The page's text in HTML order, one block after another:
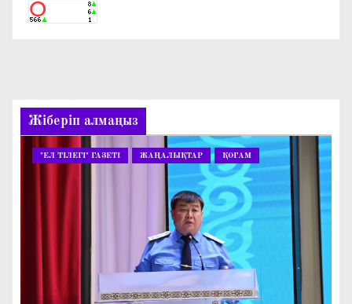
Жіберіп алмаңыз
"ЕЛ ТІЛЕГІ" ГАЗЕТІ ЖАҢАЛЫҚТАР ҚОҒАМ